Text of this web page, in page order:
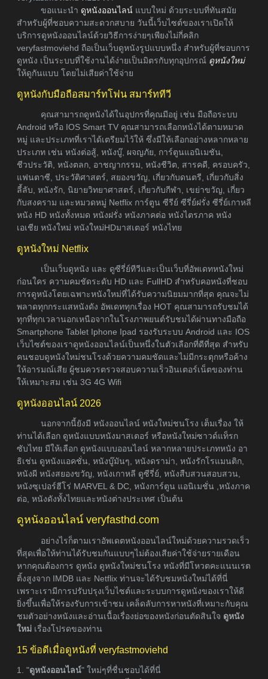
ขอแนะนำ ดูหนังออนไลน์ แบบใหม่ ด้วยระบบที่ทันสมัย
สำหรับผู้ที่ชอบความสะดวกสบาย วันนี้เว็บไซต์ของเราเปิดให้
บริการดูหนังออนไลน์ด้วยวิธีการง่ายๆเพียงไม่กี่คลิก
veryfastmoviehd ถือเป็นเว็บดูหนังรูปแบบหนึ่ง สำหรับผู้ที่ชอบการ
ดูหนัง เป็นระบบที่ใช้งานได้ง่ายเป็นมิตรกับทุกอุปกรณ์ ดูหนังใหม่
ให้ดูกันแบบ โดยไม่เสียค่าใช้จ่าย
ดูหนังกับมือถือสมาร์ทโฟน สมาร์ททีวี
คุณสามารถดูหนังได้ในอุปกรที่คุณมีอยู่ เช่น มือถือระบบ
Android หรือ IOS Smart TV คุณสามารถเลือกหนังได้ตามหมวด
หมู่ และประเภทที่เราได้เตรียมไว้ให้ ซึ่งมีให้เลือกอย่างหลากหลาย
ประเภท เช่น หนังต่อสู้, หนังบู๊, ผจญภัย, การ์ตูนแอนิเมชัน,
ชีวประวัติ, หนังตลก, อาชญากรรม, หนังชีวิต, สารคดี, ครอบครัว,
แฟนตาซี, ประวัติศาสตร์, สยองขวัญ, เกี่ยวกับดนตรี, เกี่ยวกับสิ่ง
ลี้ลับ, หนังรัก, นิยายวิทยาศาสตร์, เกี่ยวกับกีฬา, เขย่าขวัญ, เกี่ยว
กับสงคราม และหมวดหมู่ Netflix การ์ตูน ซีรีย์ ซีรี่ย์ฝรั่ง ซีรี่ย์เกาหลี
หนัง HD หนังทั้งหมด หนังฝรั่ง หนังภาคต่อ หนังไตรภาค หนัง
เอเชีย หนังใหม่ หนังใหม่HDมาสเตอร์ หนังไทย
ดูหนังใหม่ Netflix
เป็นเว็บดูหนัง และ ดูซีรี่ย์ทีวีและเป็นเว็บที่อัพเดทหนังใหม่
ก่อนใคร ความคมชัดระดับ HD และ FullHD สำหรับคอหนังที่ชอบ
การดูหนังโดยเฉพาะหนังใหม่ที่ได้รับความนิยมมากที่สุด คุณจะไม่
พลาดทุกกระแสหนังดัง อัพเดททุกเรื่อง HOT คุณสามารถรับชมได้
ทุกที่ทุกเวลานอกเหนือจากในโรงภาพยนต์รับชมได้ผ่านทางมือถือ
Smartphone Tablet Iphone Ipad รองรับระบบ Android และ IOS
เว็บไซต์ของเราดูหนังออนไลน์เป็นหนึ่งในตัวเลือกที่ดีที่สุด สำหรับ
คนชอบดูหนังใหม่ชนโรงด้วยความคมชัดและไม่มีกระตุกหรือค้าง
ให้อารมณ์เสีย ผู้ชมควรตรวจสอบความเร็วอินเตอร์เน็ตของท่าน
ให้เหมาะสม เช่น 3G 4G Wifi
ดูหนังออนไลน์ 2026
นอกจากนี้ยังมี หนังออนไลน์ หนังใหม่ชนโรง เต็มเรื่อง ให้
ท่านได้เลือก ดูหนังแบบหนังมาสเตอร์ หรือหนังใหม่ซาวด์แท็รก
ซับไทย มีให้เลือก ดูหนังแบบออนไลน์ หลากหลายประเภทหนัง อา
ธิเช่น ดูหนังแอคชั่น, หนังบู๊มันๆ, หนังดราม่า, หนังรักโรแมนติก,
หนังผี หนังสยองขวัญ, หนังเกาหลี ดูซีรี่ย์, หนังสืบสวนสอบสวน,
หนังซุเปอร์ฮีโร่ MARVEL & DC, หนังการ์ตูน แอนิเมชั่น ,หนังภาค
ต่อ, หนังดังทั้งไทยและหนังต่างประเทศ เป็นต้น
ดูหนังออนไลน์ veryfasthd.com
อย่างไรก็ตามเราอัพเดตหนังออนไลน์ใหม่ด้วยความรวดเร็ว
ที่สุดเพื่อให้ท่านได้รับชมกันแบบๆไม่ต้องเสียค่าใช้จ่ายรายเดือน
หากคุณต้องการ ดูหนัง ดูหนังใหม่ชนโรง หนังที่มีโหวตคะแนนเรต
ติ้งสูงจาก IMDB และ Netflix ท่านจะได้รับชมหนังใหม่ได้ที่นี่
เพราะเรามีการปรับปรุงเว็บไซต์และระบบการดูหนังของเราให้ดี
ยิ่งขึ้นเพื่อให้รองรับการเข้าชม เคล็ดลับการหาหนังที่เหมาะกับคุณ
ชมตัวอย่างหนังและอ่านเนื้อเรื่องย่อของหนังก่อนตัดสินใจ ดูหนัง
ใหม่ เรื่องโปรดของท่าน
15 ข้อดีเมื่อดูหนังที่ veryfastmoviehd
1. "ดูหนังออนไลน์" ใหม่ๆที่ชื่นชอบได้ที่นี่